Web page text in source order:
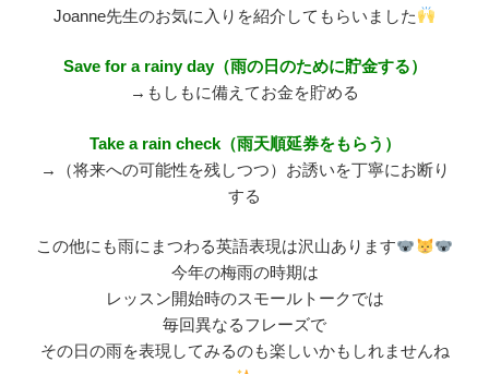
Joanne先生のお気に入りを紹介してもらいました
Save for a rainy day（雨の日のために貯金する）
→もしもに備えてお金を貯める
Take a rain check（雨天順延券をもらう）
→（将来への可能性を残しつつ）お誘いを丁寧にお断り
する
この他にも雨にまつわる英語表現は沢山あります
今年の梅雨の時期は
レッスン開始時のスモールトークでは
毎回異なるフレーズで
その日の雨を表現してみるのも楽しいかもしれませんね